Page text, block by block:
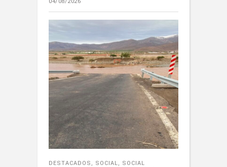
04/08/2026
DESTACADOS , SOCIAL, SOCIAL